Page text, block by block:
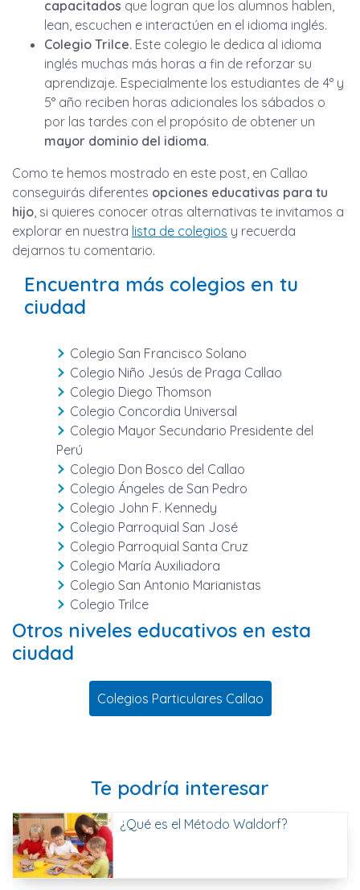
capacitados que logran que los alumnos hablen,
lean, escuchen e interactúen en el idioma inglés.
Colegio Trilce. Este colegio le dedica al idioma
inglés muchas más horas a fin de reforzar su
aprendizaje. Especialmente los estudiantes de 4° y
5° año reciben horas adicionales los sábados o
por las tardes con el propósito de obtener un
mayor dominio del idioma.
Como te hemos mostrado en este post, en Callao
conseguirás diferentes opciones educativas para tu
hijo, si quieres conocer otras alternativas te invitamos a
explorar en nuestra lista de colegios y recuerda
dejarnos tu comentario.
Encuentra más colegios en tu
ciudad
Colegio San Francisco Solano
Colegio Niño Jesús de Praga Callao
Colegio Diego Thomson
Colegio Concordia Universal
Colegio Mayor Secundario Presidente del
Perú
Colegio Don Bosco del Callao
Colegio Ángeles de San Pedro
Colegio John F. Kennedy
Colegio Parroquial San José
Colegio Parroquial Santa Cruz
Colegio María Auxiliadora
Colegio San Antonio Marianistas
Colegio Trilce
Otros niveles educativos en esta
ciudad
Colegios Particulares Callao
Te podría interesar
¿Qué es el Método Waldorf?